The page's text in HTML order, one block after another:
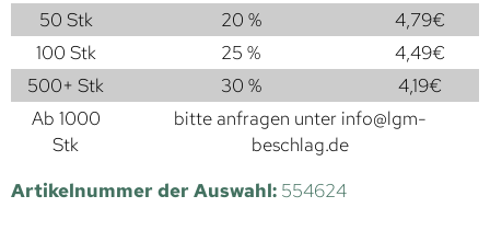
50 Stk
20 % 4,79€
100 Stk
25 % 4,49€
500+ Stk
30 % 4,19€
Ab 1000
Stk
bitte anfragen unter info@lgm-
beschlag.de
Artikelnummer der Auswahl: 554624